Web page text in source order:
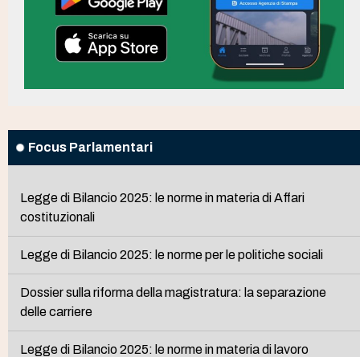
Focus Parlamentari
Legge di Bilancio 2025: le norme in materia di Affari
costituzionali
Legge di Bilancio 2025: le norme per le politiche sociali
Dossier sulla riforma della magistratura: la separazione
delle carriere
Legge di Bilancio 2025: le norme in materia di lavoro